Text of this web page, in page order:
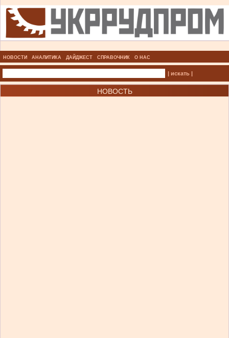
НОВОСТИ АНАЛИТИКА ДАЙДЖЕСТ СПРАВОЧНИК О НАС
| искать |
НОВОСТЬ